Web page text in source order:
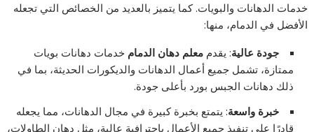
خدمات الدهانات والبويات. كما يتميز بالعديد من الخصائص التي تجعله
الأفضل في الدمام، منها:
جودة عالية: يقدممعلم دهان الدمام خدمات دهانات بويات
ممتازة، تشمل جميع أعمال الدهانات والديكورات الحديثة، بما في
ذلك دهانات الجبس بورد بأعلى جودة.
خبرة واسعة: يتمتع بخبرة كبيرة في مجال الدهانات، مما يجعله
قادرًا على تنفيذ جميع الأعمال باحترافية عالية، مثل دهان الطاولات،